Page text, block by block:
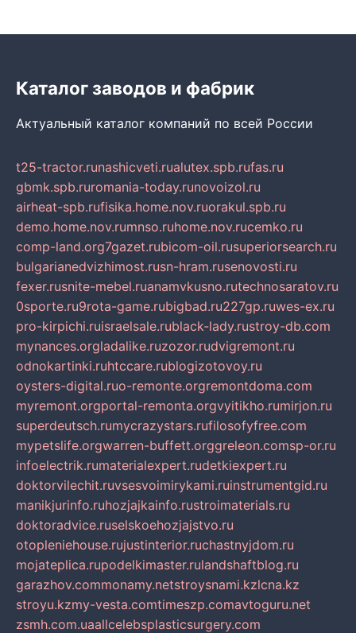
Каталог заводов и фабрик
Актуальный каталог компаний по всей России
t25-tractor.runashicveti.rualutex.spb.rufas.ru
gbmk.spb.ruromania-today.runovoizol.ru
airheat-spb.rufisika.home.nov.ruorakul.spb.ru
demo.home.nov.rumnso.ruhome.nov.rucemko.ru
comp-land.org7gazet.rubicom-oil.rusuperiorsearch.ru
bulgarianedvizhimost.rusn-hram.rusenovosti.ru
fexer.rusnite-mebel.ruanamvkusno.rutechnosaratov.ru
0sporte.ru9rota-game.rubigbad.ru227gp.ruwes-ex.ru
pro-kirpichi.ruisraelsale.rublack-lady.rustroy-db.com
mynances.orgladalike.ruzozor.rudvigremont.ru
odnokartinki.ruhtccare.rublogizotovoy.ru
oysters-digital.ruo-remonte.orgremontdoma.com
myremont.orgportal-remonta.orgvyitikho.rumirjon.ru
superdeutsch.rumycrazystars.rufilosofyfree.com
mypetslife.orgwarren-buffett.orggreleon.comsp-or.ru
infoelectrik.rumaterialexpert.rudetkiexpert.ru
doktorvilechit.ruvsesvoimirykami.ruinstrumentgid.ru
manikjurinfo.ruhozjajkainfo.rustroimaterials.ru
doktoradvice.ruselskoehozjajstvo.ru
otopleniehouse.rujustinterior.ruchastnyjdom.ru
mojateplica.rupodelkimaster.rulandshaftblog.ru
garazhov.commonamy.netstroysnami.kzlcna.kz
stroyu.kzmy-vesta.comtimeszp.comavtoguru.net
zsmh.com.uaallcelebsplasticsurgery.com